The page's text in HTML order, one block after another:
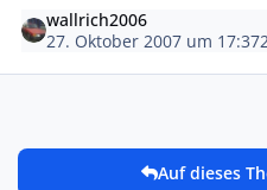
wallrich2006
27. Oktober 2007 um 17:37
Auf dieses